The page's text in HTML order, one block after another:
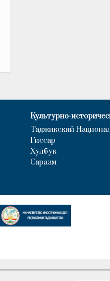
Культурно-
Таджикский
Гиссар
Хулбук
Саразм